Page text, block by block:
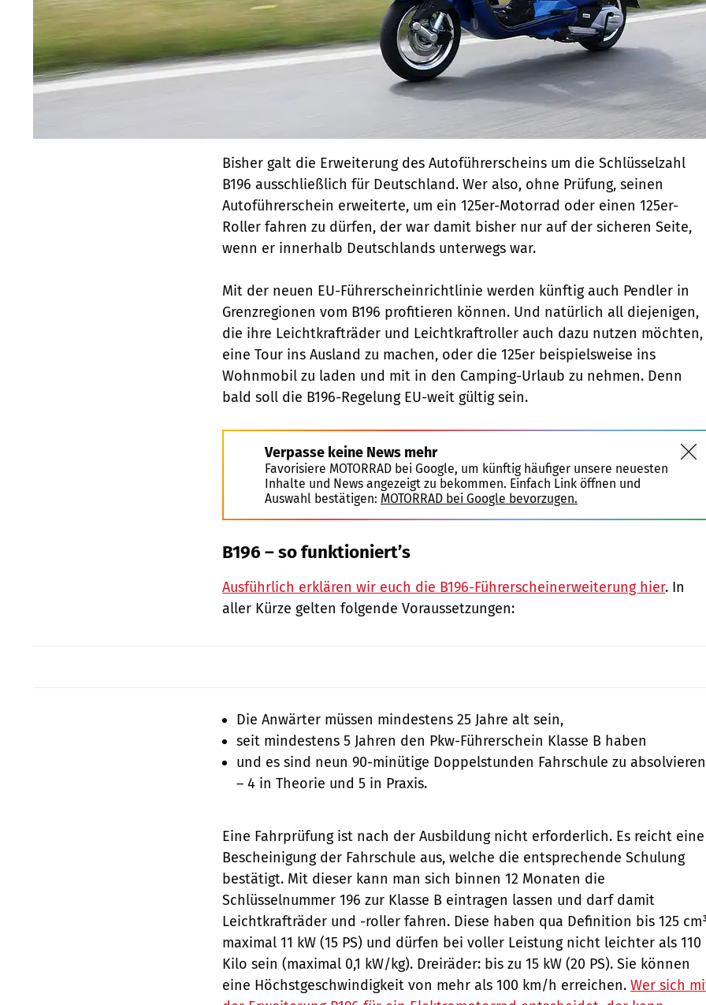
Bisher galt die Erweiterung des Autoführerscheins um die Schlüsselzahl
B196 ausschließlich für Deutschland. Wer also, ohne Prüfung, seinen
Autoführerschein erweiterte, um ein 125er-Motorrad oder einen 125er-
Roller fahren zu dürfen, der war damit bisher nur auf der sicheren Seite,
wenn er innerhalb Deutschlands unterwegs war.
Mit der neuen EU-Führerscheinrichtlinie werden künftig auch Pendler in
Grenzregionen vom B196 profitieren können. Und natürlich all diejenigen,
die ihre Leichtkrafträder und Leichtkraftroller auch dazu nutzen möchten,
eine Tour ins Ausland zu machen, oder die 125er beispielsweise ins
Wohnmobil zu laden und mit in den Camping-Urlaub zu nehmen. Denn
bald soll die B196-Regelung EU-weit gültig sein.
Verpasse keine News mehr
Favorisiere MOTORRAD bei Google, um künftig häufiger unsere neuesten
Inhalte und News angezeigt zu bekommen. Einfach Link öffnen und
Auswahl bestätigen: MOTORRAD bei Google bevorzugen.
B196 – so funktioniert’s
Ausführlich erklären wir euch die B196-Führerscheinerweiterung hier. In
aller Kürze gelten folgende Voraussetzungen:
Die Anwärter müssen mindestens 25 Jahre alt sein,
seit mindestens 5 Jahren den Pkw-Führerschein Klasse B haben
und es sind neun 90-minütige Doppelstunden Fahrschule zu absolvieren
– 4 in Theorie und 5 in Praxis.
Eine Fahrprüfung ist nach der Ausbildung nicht erforderlich. Es reicht eine
Bescheinigung der Fahrschule aus, welche die entsprechende Schulung
bestätigt. Mit dieser kann man sich binnen 12 Monaten die
Schlüsselnummer 196 zur Klasse B eintragen lassen und darf damit
Leichtkrafträder und -roller fahren. Diese haben qua Definition bis 125
maximal 11 kW (15 PS) und dürfen bei voller Leistung nicht leichter als 110
Kilo sein (maximal 0,1 kW/kg). Dreiräder: bis zu 15 kW (20 PS). Sie können
eine Höchstgeschwindigkeit von mehr als 100 km/h erreichen. Wer sich